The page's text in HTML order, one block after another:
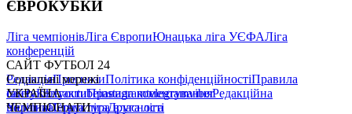
ЄВРОКУБКИ
Ліга чемпіонівЛіга ЄвропиЮнацька ліга УЄФАЛіга
конференцій
САЙТ ФУТБОЛ 24
РедакціяПрогнозиПолітика конфіденційностіПравила
сайтуКонтактиПравила коментуванняРедакційна
політикаСтруктура власності
Соціальні мережі
facebookxyoutubeinstagramtelegramviber
УКРАЇНА
УкраїнаПерша лігаДруга ліга
ЧЕМПІОНАТИ